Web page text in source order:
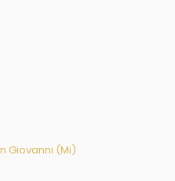
Giovanni (Mi)